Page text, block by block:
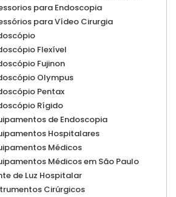
para Endoscopia
para Vídeo Cirurgia
Flexível
Fujinon
Olympus
Pentax
Rígido
de Endoscopia
Hospitalares
Médicos
Médicos em São Paulo
de Luz Hospitalar
Cirúrgicos